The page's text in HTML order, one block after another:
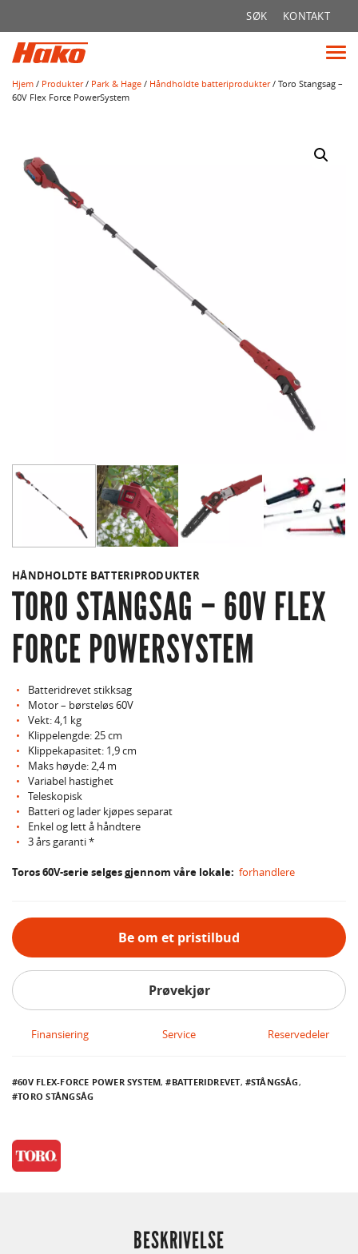
SØK KONTAKT
Hjem / Produkter/ Park & Hage / Håndholdte batteriprodukter/ Toro Stangsag –
60V Flex Force PowerSystem
HÅNDHOLDTE BATTERIPRODUKTER
TORO STANGSAG – 60V FLEX
FORCE POWERSYSTEM
Batteridrevet stikksag
Motor – børsteløs 60V
Vekt: 4,1 kg
Klippelengde: 25 cm
Klippekapasitet: 1,9 cm
Maks høyde: 2,4 m
Variabel hastighet
Teleskopisk
Batteri og lader kjøpes separat
Enkel og lett å håndtere
3 års garanti *
Toros 60V-serie selges gjennom våre lokale: forhandlere
Be om et pristilbud
Prøvekjør
Finansiering Service Reservedeler
60V FLEX-FORCE POWER SYSTEM, BATTERIDREVET, STÅNGSÅG,
TORO STÅNGSÅG
BESKRIVELSE